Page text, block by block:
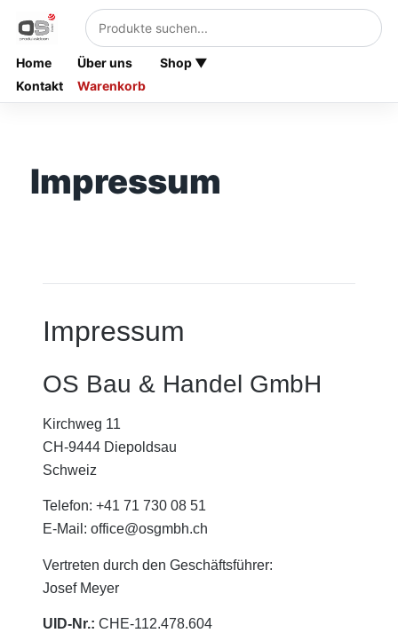
Home Über uns
Shop ▼
Kontakt
Warenkorb
Impressum
Impressum
OS Bau & Handel GmbH
Kirchweg 11
CH-9444 Diepoldsau
Schweiz
Telefon: +41 71 730 08 51
E-Mail: office@osgmbh.ch
Vertreten durch den Geschäftsführer:
Josef Meyer
UID-Nr.: CHE-112.478.604